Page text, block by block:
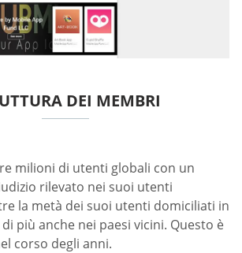
DEI MEMBRI
milioni di utenti globali con un
rilevato nei suoi utenti
la metà dei suoi utenti domiciliati in
più anche nei paesi vicini. Questo è
corso degli anni.